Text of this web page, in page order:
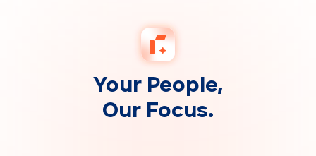
Your People,
Our Focus.